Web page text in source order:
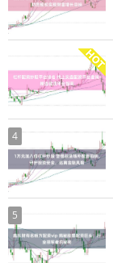
4
5